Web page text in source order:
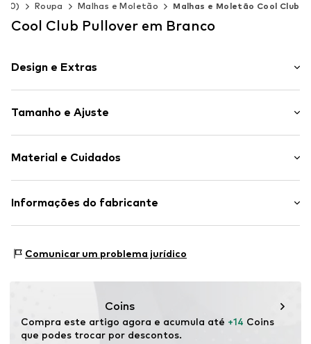
Roupa Malhas e Moletão Malhas e Moletão Cool Club
Cool Club Pullover em Branco
Design e Extras
Malhas
Gola Henley
Punho/colar de malha com costura
Toque suave
Artigo n º. CUB5824001000001
Tamanho e Ajuste
Ajuste: Ajuste normal
Material e Cuidados
Material: 100% Algodão
Informações do fabricante
02-672 Warsaw
Comunicar um problema jurídico
Coins
Compra este artigo agora e acumula até +14 Coins
que podes trocar por descontos.